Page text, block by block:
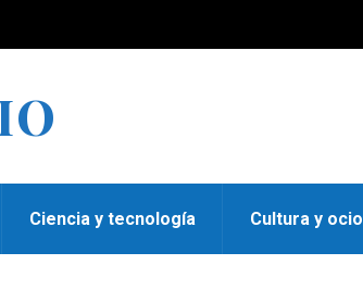
Ciencia y tecnología Cultura y ocio